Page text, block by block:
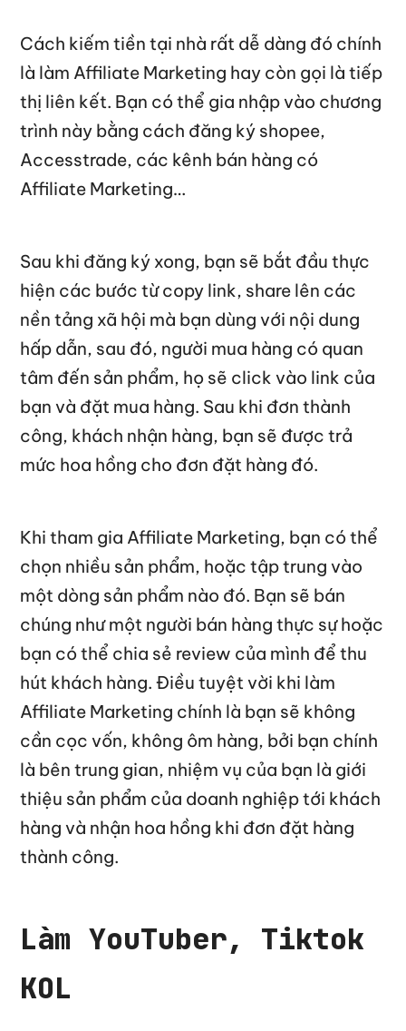
Cách kiếm tiền tại nhà rất dễ dàng đó chính
là làm Affiliate Marketing hay còn gọi là tiếp
thị liên kết. Bạn có thể gia nhập vào chương
trình này bằng cách đăng ký shopee,
Accesstrade, các kênh bán hàng có
Affiliate Marketing…
Sau khi đăng ký xong, bạn sẽ bắt đầu thực
hiện các bước từ copy link, share lên các
nền tảng xã hội mà bạn dùng với nội dung
hấp dẫn, sau đó, người mua hàng có quan
tâm đến sản phẩm, họ sẽ click vào link của
bạn và đặt mua hàng. Sau khi đơn thành
công, khách nhận hàng, bạn sẽ được trả
mức hoa hồng cho đơn đặt hàng đó.
Khi tham gia Affiliate Marketing, bạn có thể
chọn nhiều sản phẩm, hoặc tập trung vào
một dòng sản phẩm nào đó. Bạn sẽ bán
chúng như một người bán hàng thực sự hoặc
bạn có thể chia sẻ review của mình để thu
hút khách hàng. Điều tuyệt vời khi làm
Affiliate Marketing chính là bạn sẽ không
cần cọc vốn, không ôm hàng, bởi bạn chính
là bên trung gian, nhiệm vụ của bạn là giới
thiệu sản phẩm của doanh nghiệp tới khách
hàng và nhận hoa hồng khi đơn đặt hàng
thành công.
Làm YouTuber, Tiktok
KOL